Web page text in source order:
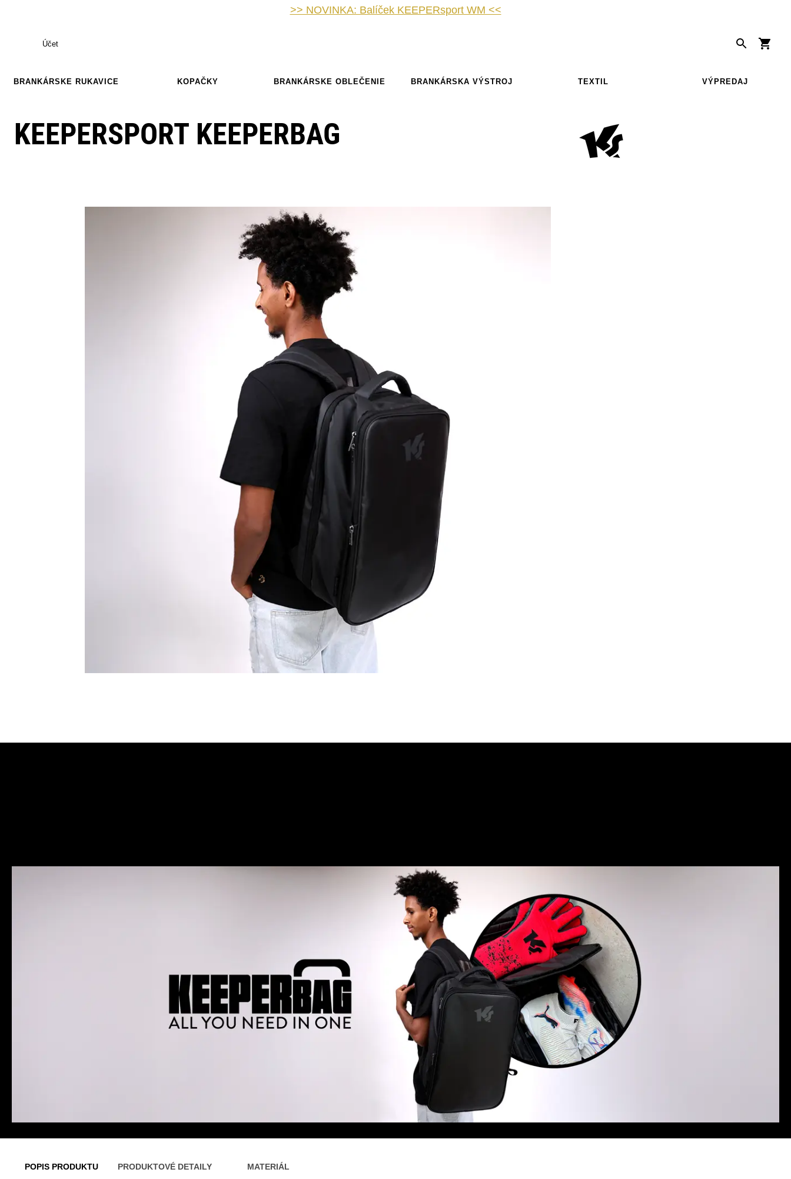
>> NOVINKA: Balíček KEEPERsport WM <<
Účet
BRANKÁRSKE RUKAVICE KOPAČKY BRANKÁRSKE OBLEČENIE BRANKÁRSKA VÝSTROJ TEXTIL VÝPREDAJ
KEEPERSPORT KEEPERBAG
POPIS PRODUKTU PRODUKTOVÉ DETAILY MATERIÁL